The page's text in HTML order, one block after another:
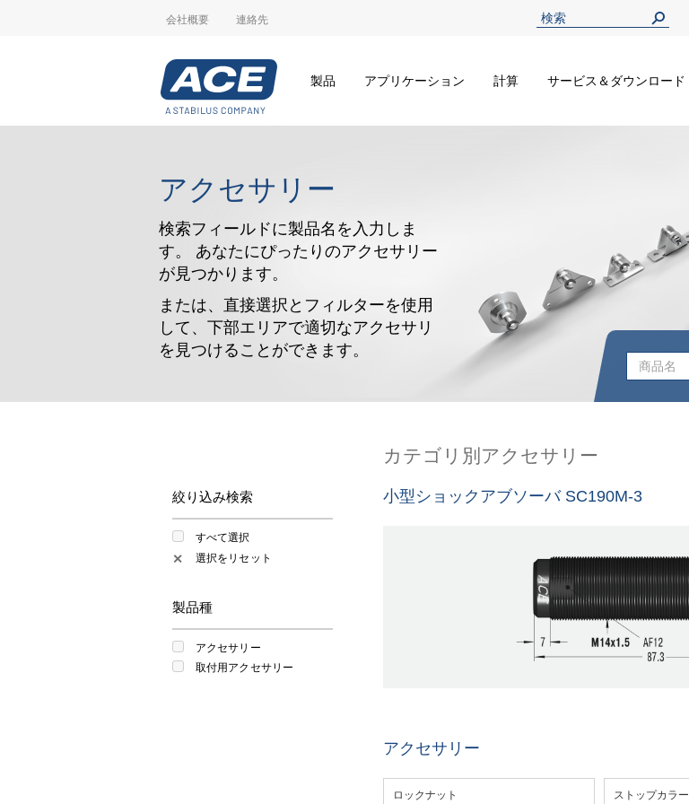
会社概要 連絡先
製品 アプリケーション 計算 サービス＆ダウンロード
アクセサリー
検索フィールドに製品名を入力しま
す。 あなたにぴったりのアクセサリー
が見つかります。
または、直接選択とフィルターを使用
して、下部エリアで適切なアクセサリ
を見つけることができます。
絞り込み検索
すべて選択
✕ 選択をリセット
製品種
アクセサリー
取付用アクセサリー
カテゴリ別アクセサリー
小型ショックアブソーバ SC190M-3
アクセサリー
ロックナット ストップカラー